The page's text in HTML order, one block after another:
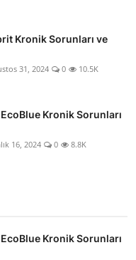
Kronik Sorunları ve
31, 2024 0 10.5K
Kronik Sorunları
16, 2024 0 8.8K
Kronik Sorunları